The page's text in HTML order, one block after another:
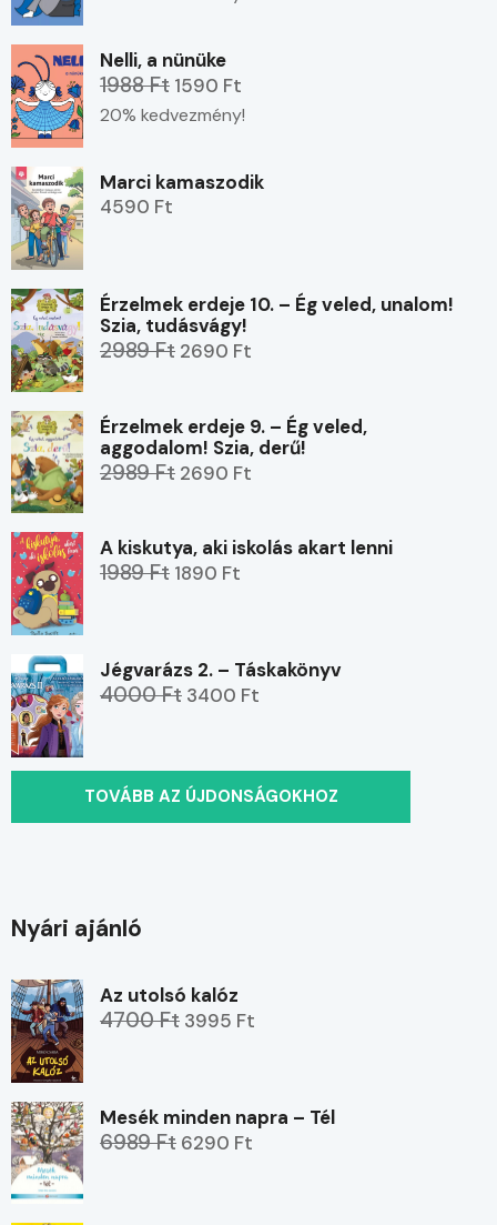
Nelli, a nünüke
1988 Ft 1590 Ft
20% kedvezmény!
Marci kamaszodik
4590 Ft
Érzelmek erdeje 10. – Ég veled, unalom!
Szia, tudásvágy!
2989 Ft 2690 Ft
Érzelmek erdeje 9. – Ég veled,
aggodalom! Szia, derű!
2989 Ft 2690 Ft
A kiskutya, aki iskolás akart lenni
1989 Ft 1890 Ft
Jégvarázs 2. – Táskakönyv
4000 Ft 3400 Ft
TOVÁBB AZ ÚJDONSÁGOKHOZ
Nyári ajánló
Az utolsó kalóz
4700 Ft 3995 Ft
Mesék minden napra – Tél
6989 Ft 6290 Ft